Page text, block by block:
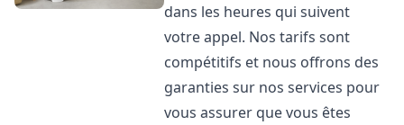
dans les heures qui suivent
votre appel. Nos tarifs sont
compétitifs et nous offrons des
garanties sur nos services pour
vous assurer que vous êtes